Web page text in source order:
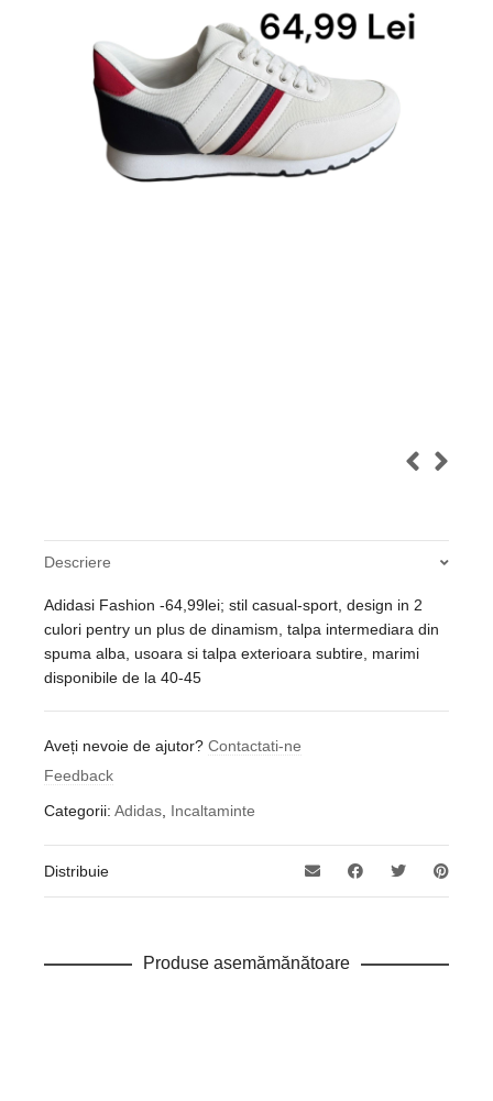
Descriere
Adidasi Fashion -64,99lei; stil casual-sport, design in 2
culori pentry un plus de dinamism, talpa intermediara din
spuma alba, usoara si talpa exterioara subtire, marimi
disponibile de la 40-45
Aveți nevoie de ajutor? Contactati-ne
Feedback
Categorii: Adidas Incaltaminte
Distribuie
Produse asemămănătoare